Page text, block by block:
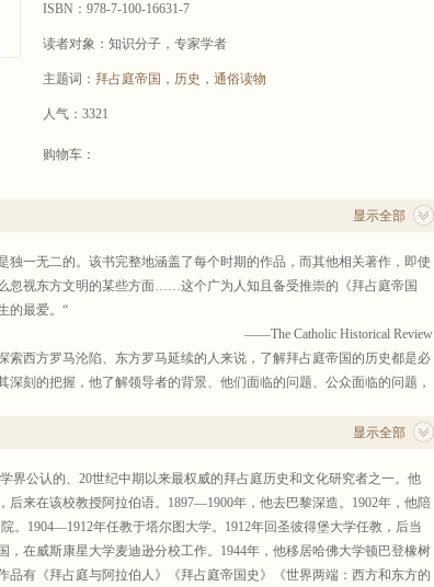
ISBN：978-7-100-16631-7
读者对象：知识分子，专家学者
主题词： 拜占庭帝国 ， 历史 ， 通俗读物
人气：3321
购物车：
显示全部
一无二的。该书完整地涵盖了每个时期的作品，而其他相关著作，即使
忽视东方文明的某些方面……这个广为人知且备受推崇的《拜占庭帝国
的最爱。“
——The Catholic Historical Review
西方罗马沦陷、东方罗马延续的人来说，了解拜占庭帝国的历史都是必
刻的把握，他了解领导者的背景、他们面临的问题、公众面临的问题，
国的更多信息，我建议你好好阅读这两卷。
西亚历史的学者们深入了解和研究中世纪的东欧、巴尔干地区史、地中
历史，以及东西方在宗教文化交流、贸易往来和战争冲突方面的历史脉络
们对晚期罗马帝国和拜占庭的政治、法律制度史作深入的研究；同时对
的交往和军事、外交斗争的人们也有很好的借鉴作用。
——徐家玲
显示全部
公认的、20世纪中期以来最权威的拜占庭历史和文化研究者之一。他
后来在该校教授阿拉伯语。1897—1900年，他去巴黎深造。1902年，他陪
。1904—1912年任教于塔尔图大学。1912年回圣彼得堡大学任教，后当
，在威斯康星大学麦迪逊分校工作。1944年，他移居哈佛大学顿巴登橡树
品有《拜占庭与阿拉伯人》《拜占庭帝国史》《世界两端：西方和东方的